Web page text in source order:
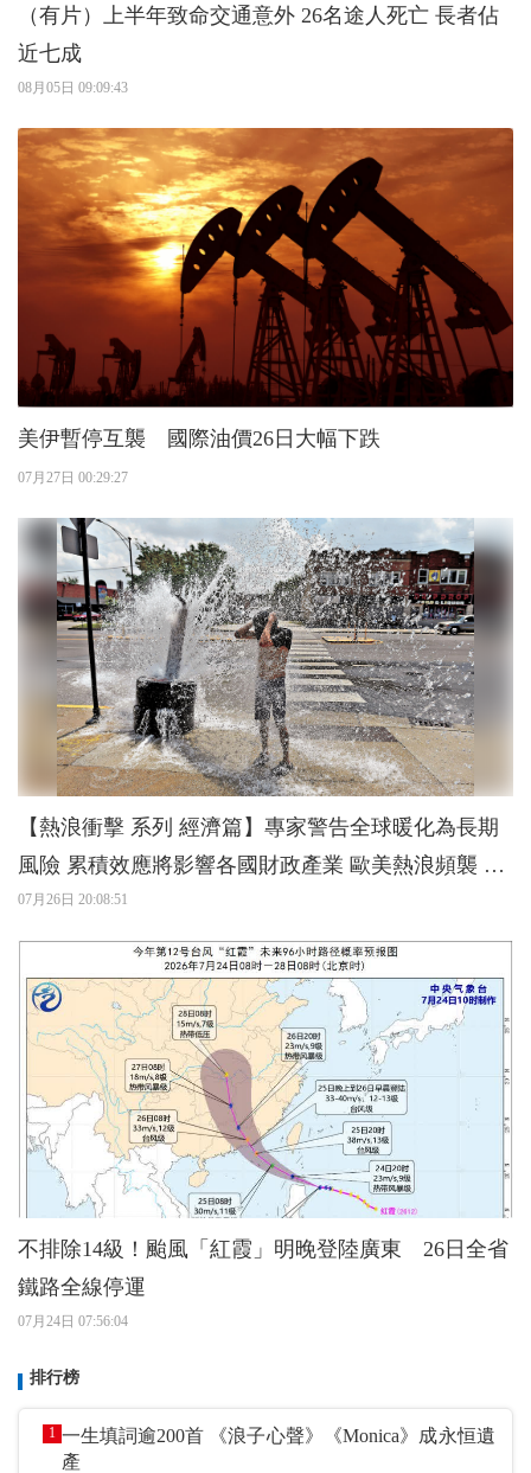
（有片）上半年致命交通意外 26名途人死亡 長者佔
近七成
08月05日 09:09:43
美伊暫停互襲 國際油價26日大幅下跌
07月27日 00:29:27
【熱浪衝擊 系列 經濟篇】專家警告全球暖化為長期
風險 累積效應將影響各國財政產業 歐美熱浪頻襲 世
界經濟臨考驗
07月26日 20:08:51
不排除14級！颱風「紅霞」明晚登陸廣東 26日全省
鐵路全線停運
07月24日 07:56:04
排行榜
1 一生填詞逾200首 《浪子心聲》《Monica》成永恒遺
產